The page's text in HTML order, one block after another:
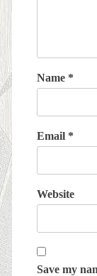
Name *
Email *
Website
Save my